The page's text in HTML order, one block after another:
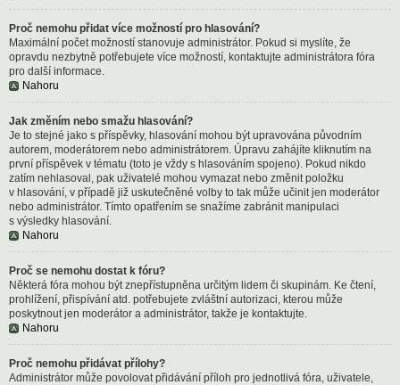
Proč nemohu přidat více možností pro hlasování?
Maximální počet možností stanovuje administrátor. Pokud si myslíte, že
opravdu nezbytně potřebujete více možností, kontaktujte administrátora fóra
pro další informace.
Nahoru
Jak změním nebo smažu hlasování?
Je to stejné jako s příspěvky, hlasování mohou být upravována původním
autorem, moderátorem nebo administrátorem. Úpravu zahájíte kliknutím na
první příspěvek v tématu (toto je vždy s hlasováním spojeno). Pokud nikdo
zatím nehlasoval, pak uživatelé mohou vymazat nebo změnit položku
v hlasování, v případě již uskutečněné volby to tak může učinit jen moderátor
nebo administrátor. Tímto opatřením se snažíme zabránit manipulaci
s výsledky hlasování.
Nahoru
Proč se nemohu dostat k fóru?
Některá fóra mohou být znepřístupněna určitým lidem či skupinám. Ke čtení,
prohlížení, přispívání atd. potřebujete zvláštní autorizaci, kterou může
poskytnout jen moderátor a administrátor, takže je kontaktujte.
Nahoru
Proč nemohu přidávat přílohy?
Administrátor může povolovat přidávání příloh pro jednotlivá fóra, uživatele,